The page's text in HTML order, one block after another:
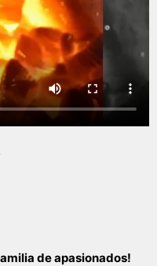
de apasionados!